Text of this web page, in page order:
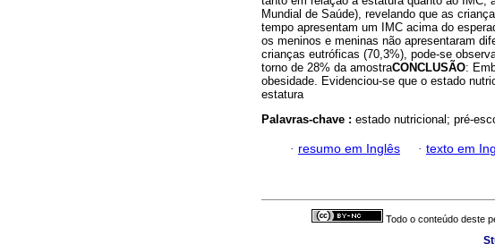
Mundial de Saúde), revelando que as
tempo apresentam um IMC acima do
os meninos e meninas não apresentaram
crianças eutróficas (70,3%), pode-se
torno de 28% da amostraCONCLUSÃO:
obesidade. Evidenciou-se que o estado
estatura
Palavras-chave : estado nutricional; pré-
· resumo em Inglês · texto em
Todo o conteúdo deste